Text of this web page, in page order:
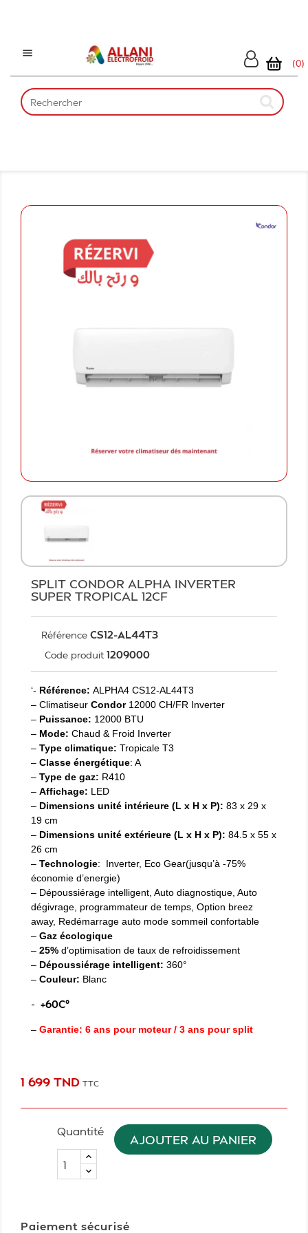

(0)
SPLIT CONDOR ALPHA INVERTER
SUPER TROPICAL 12CF
Référence CS12-AL44T3
Code produit 1209000
‘- Référence: ALPHA4 CS12-AL44T3
– Climatiseur Condor 12000 CH/FR Inverter
– Puissance: 12000 BTU
– Mode: Chaud & Froid Inverter
– Type climatique: Tropicale T3
– Classe énergétique: A
– Type de gaz: R410
– Affichage: LED
– Dimensions unité intérieure (L x H x P): 83 x 29 x
19 cm
– Dimensions unité extérieure (L x H x P): 84.5 x 55 x
26 cm
– Technologie: Inverter, Eco Gear(jusqu’à -75%
économie d’energie)
– Dépoussiérage intelligent, Auto diagnostique, Auto
dégivrage, programmateur de temps, Option breez
away, Redémarrage auto mode sommeil confortable
– Gaz écologique
– 25% d’optimisation de taux de refroidissement
– Dépoussiérage intelligent: 360°
– Couleur: Blanc
- +60C°
– Garantie: 6 ans pour moteur / 3 ans pour split
1 699 TND TTC
Quantité
AJOUTER AU PANIER
Paiement sécurisé